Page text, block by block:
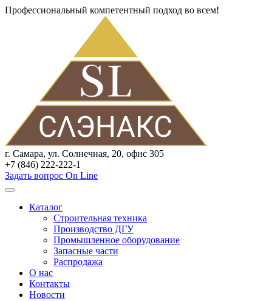
Профессиональный компетентный подход во всем!
г. Самара, ул. Солнечная, 20, офис 305
+7 (846) 222-222-1
Задать вопрос On Line
Каталог
Строительная техника
Производство ДГУ
Промышленное оборудование
Запасные части
Распродажа
О нас
Контакты
Новости